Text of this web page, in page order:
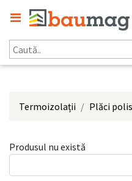
Termoizolații Plăci
Produsul nu există